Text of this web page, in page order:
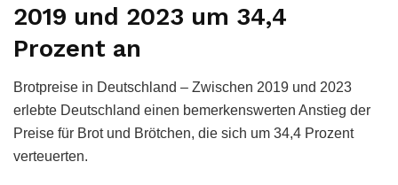
2019 und 2023 um 34,4
Prozent an
Brotpreise in Deutschland – Zwischen 2019 und 2023
erlebte Deutschland einen bemerkenswerten Anstieg der
Preise für Brot und Brötchen, die sich um 34,4 Prozent
verteuerten.